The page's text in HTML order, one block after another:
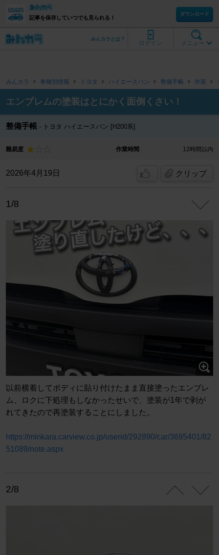
記事を保存していつでも見られる！
ダウンロード
メニュー
ログイン
みんカラとは？
みんカラ 車種別情報 トヨタ ハイエースバン 整備手帳 外装
エンブレムの塗装はとにかく面倒くさい！
整備手帳 トヨタ ハイエースバン [H200系]
難易度 作業時間 12時間以内
2026年4月19日 クリップ
1/8
以前横着してボディに貼り付けたまま直接塗ったエンブレ
ム、ロクに下処理もしなかったせいで、塗装が1年で剥が
れてきたので再塗装することにしました。
https://minkara.carview.co.jp/userid/292890/car/3695401/82
51089/note.aspx
2/8